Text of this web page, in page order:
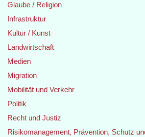
Glaube / Religion
Infrastruktur
Kultur / Kunst
Landwirtschaft
Medien
Migration
Mobilität und Verkehr
Politik
Recht und Justiz
Risikomanagement, Prävention, Schutz